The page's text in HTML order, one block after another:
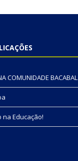
COMUNIDADE BACABAL
Educação!